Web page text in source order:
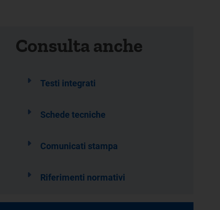
Consulta anche
Testi integrati
Schede tecniche
Comunicati stampa
Riferimenti normativi